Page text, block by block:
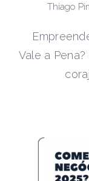
Thiago
Vale a